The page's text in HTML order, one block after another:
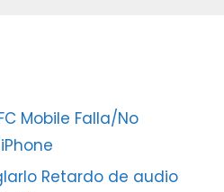
Mobile Falla/No
Retardo de audio